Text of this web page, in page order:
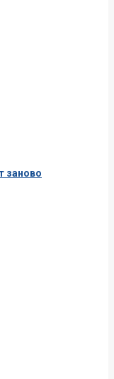
заново